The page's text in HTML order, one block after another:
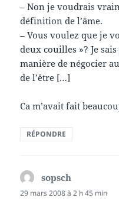
– Non je voudrais
définition de l’âme.
– Vous voulez que je
deux couilles »? Je
manière de négocier
de l’être […]
Ca m’avait fait
RÉPONDRE
sopsch
29 mars 2008 à 2 h 45 min